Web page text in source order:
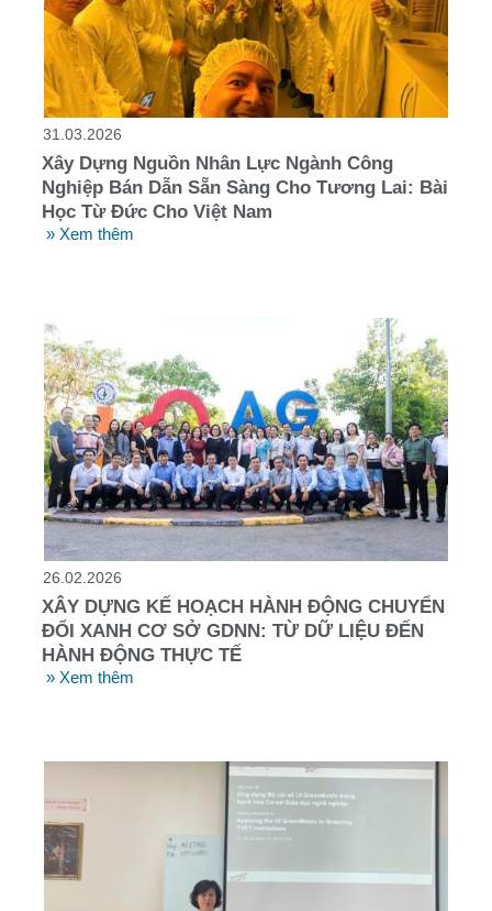
31.03.2026
Xây Dựng Nguồn Nhân Lực Ngành Công
Nghiệp Bán Dẫn Sẵn Sàng Cho Tương Lai: Bài
Học Từ Đức Cho Việt Nam
» Xem thêm
26.02.2026
XÂY DỰNG KẾ HOẠCH HÀNH ĐỘNG CHUYỂN
ĐỔI XANH CƠ SỞ GDNN: TỪ DỮ LIỆU ĐẾN
HÀNH ĐỘNG THỰC TẾ
» Xem thêm